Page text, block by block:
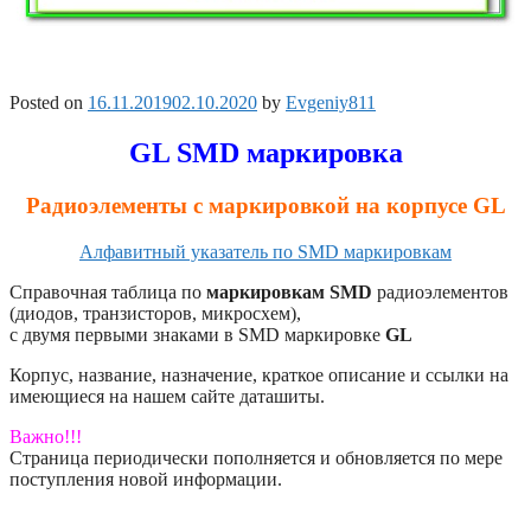
Posted on 16.11.201902.10.2020 by Evgeniy811
GL SMD маркировка
Радиоэлементы с маркировкой на корпусе GL
Алфавитный указатель по SMD маркировкам
Справочная таблица по маркировкам SMD радиоэлементов
(диодов, транзисторов, микросхем),
с двумя первыми знаками в SMD маркировке GL
Корпус, название, назначение, краткое описание и ссылки на
имеющиеся на нашем сайте даташиты.
Важно!!!
Страница периодически пополняется и обновляется по мере
поступления новой информации.